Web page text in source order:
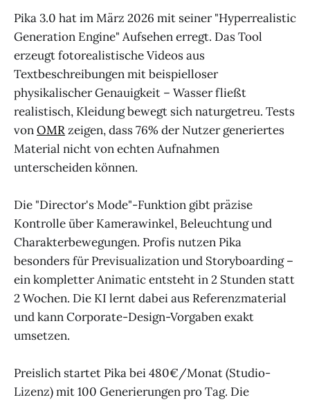
Pika 3.0 hat im März 2026 mit seiner "Hyperrealistic
Generation Engine" Aufsehen erregt. Das Tool
erzeugt fotorealistische Videos aus
Textbeschreibungen mit beispielloser
physikalischer Genauigkeit – Wasser fließt
realistisch, Kleidung bewegt sich naturgetreu. Tests
vonOMRzeigen, dass 76% der Nutzer generiertes
Material nicht von echten Aufnahmen
unterscheiden können.
Die "Director's Mode"-Funktion gibt präzise
Kontrolle über Kamerawinkel, Beleuchtung und
Charakterbewegungen. Profis nutzen Pika
besonders für Previsualization und Storyboarding –
ein kompletter Animatic entsteht in 2 Stunden statt
2 Wochen. Die KI lernt dabei aus Referenzmaterial
und kann Corporate-Design-Vorgaben exakt
umsetzen.
Preislich startet Pika bei 480€/Monat (Studio-
Lizenz) mit 100 Generierungen pro Tag. Die